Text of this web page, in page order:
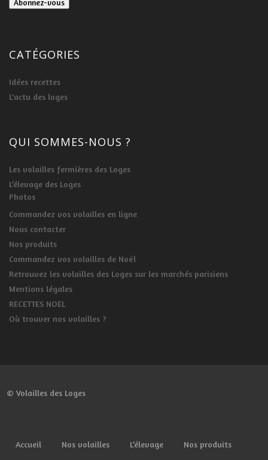
CATÉGORIES
Idées recettes
L'actu des loges
QUI SOMMES-NOUS ?
Les volailles fermières des Loges
L’élevage des Loges
Photos
Commandez vos volailles en ligne
Nous contacter
Nos produits
Commandez vos volailles de Noël
Retrouvez les volailles des Loges sur les marchés parisiens
Mentions légales
RECETTES NOEL
Où trouver nos volailles ?
© Volailles des Loges
Accueil Nos volailles L’élevage Nos produits